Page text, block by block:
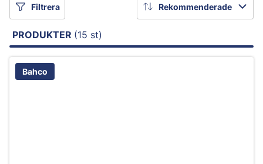
Filtrera Rekommenderade
PRODUKTER (15 st)
Bahco